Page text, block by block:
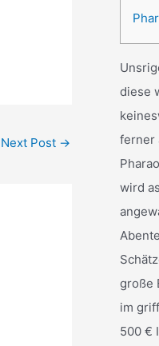
Next Post →
diese
ferner
wird
große
im
500 €